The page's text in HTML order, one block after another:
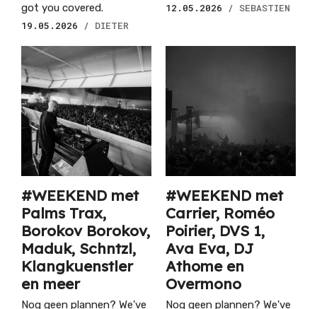
got you covered.
19.05.2026
/ DIETER
12.05.2026
/ SEBASTIEN
#WEEKEND met
Palms Trax,
Borokov Borokov,
Maduk, Schntzl,
Klangkuenstler
en meer
Nog geen plannen? We've
#WEEKEND met
Carrier, Roméo
Poirier, DVS 1,
Ava Eva, DJ
Athome en
Overmono
Nog geen plannen? We've